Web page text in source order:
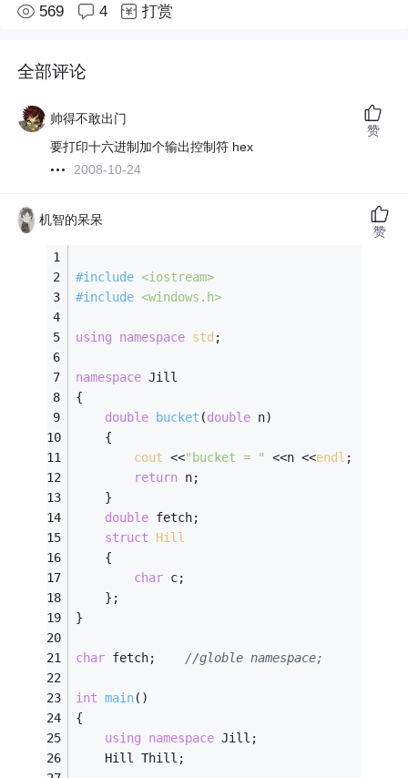
569 4 打赏
全部评论
帅得不敢出门
要打印十六进制加个输出控制符 hex
2008-10-24
赞
机智的呆呆
#include <iostream>
#include <windows.h>
using namespace std ;
namespace Jill
{
double
bucket (double n)
	{
cout <<"bucket = " <<n <<endl ;
return n;
	}
double fetch;
struct
Hill
	{
char c;
	};
}
char fetch; //globle namespace;
int main()
{
using
namespace Jill;
	Hill Thill;
赞